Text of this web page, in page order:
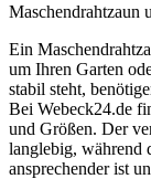
Maschendrahtzaun
Ein
um Ihren Garten
stabil steht,
Bei Webeck24.de
und Größen. Der
langlebig, während
ansprechender ist